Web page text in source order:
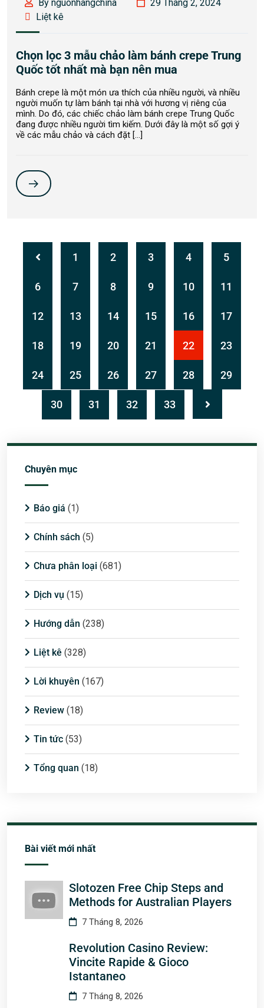
By nguonhangchina
29 Tháng 2, 2024
Liệt kê
Chọn lọc 3 mẫu chảo làm bánh crepe Trung
Quốc tốt nhất mà bạn nên mua
Bánh crepe là một món ưa thích của nhiều người, và nhiều
người muốn tự làm bánh tại nhà với hương vị riêng của
mình. Do đó, các chiếc chảo làm bánh crepe Trung Quốc
đang được nhiều người tìm kiếm. Dưới đây là một số gợi ý
về các mẫu chảo và cách đặt […]
1 2 3 4 5
6 7 8 9 10 11
12 13 14 15 16 17
18 19 20 21 22 23
24 25 26 27 28 29
30 31 32 33
Chuyên mục
Báo giá (1)
Chính sách (5)
Chưa phân loại (681)
Dịch vụ (15)
Hướng dẫn (238)
Liệt kê (328)
Lời khuyên (167)
Review (18)
Tin tức (53)
Tổng quan (18)
Bài viết mới nhất
Slotozen Free Chip Steps and
Methods for Australian Players
7 Tháng 8, 2026
Revolution Casino Review:
Vincite Rapide & Gioco
Istantaneo
7 Tháng 8, 2026